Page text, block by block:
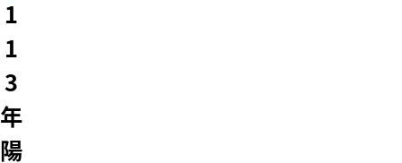
1
1
3
年
陽